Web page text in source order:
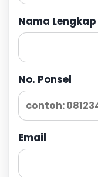
Nama Lengkap
No. Ponsel
Email